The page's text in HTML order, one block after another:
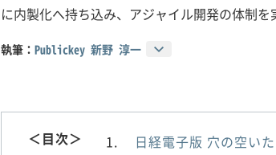
に内製化へ持ち込み、アジャイル開発の体制を
執筆： Publickey 新野 淳一
＜目次＞
日経電子版 穴の空い